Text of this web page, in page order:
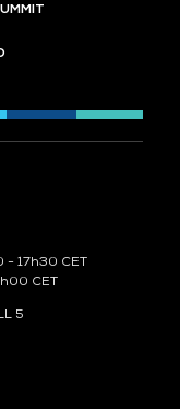
- 17h30 CET
CET
5